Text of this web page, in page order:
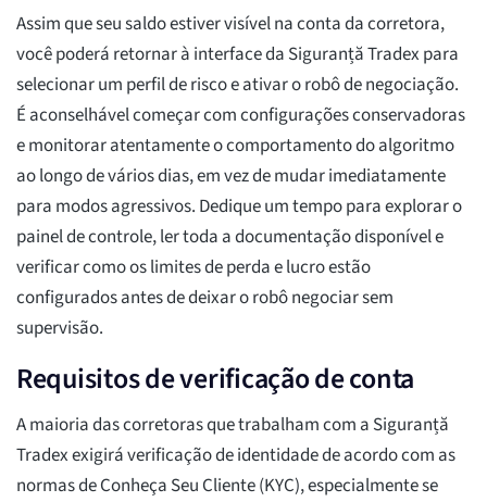
Assim que seu saldo estiver visível na conta da corretora,
você poderá retornar à interface da Siguranță Tradex para
selecionar um perfil de risco e ativar o robô de negociação.
É aconselhável começar com configurações conservadoras
e monitorar atentamente o comportamento do algoritmo
ao longo de vários dias, em vez de mudar imediatamente
para modos agressivos. Dedique um tempo para explorar o
painel de controle, ler toda a documentação disponível e
verificar como os limites de perda e lucro estão
configurados antes de deixar o robô negociar sem
supervisão.
Requisitos de verificação de conta
A maioria das corretoras que trabalham com a Siguranță
Tradex exigirá verificação de identidade de acordo com as
normas de Conheça Seu Cliente (KYC), especialmente se